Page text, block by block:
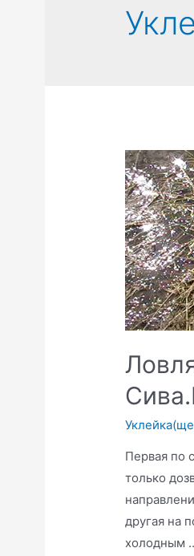
Первая по
только
другая на
холодным